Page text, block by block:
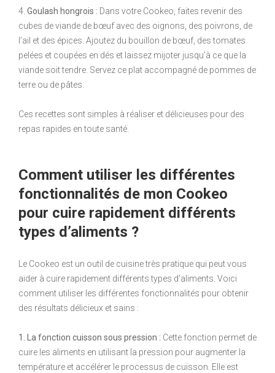
4. Goulash hongrois : Dans votre Cookeo, faites revenir des
cubes de viande de bœuf avec des oignons, des poivrons, de
l’ail et des épices. Ajoutez du bouillon de bœuf, des tomates
pelées et coupées en dés et laissez mijoter jusqu’à ce que la
viande soit tendre. Servez ce plat accompagné de pommes de
terre ou de pâtes.
Ces recettes sont simples à réaliser et délicieuses pour des
repas rapides en toute santé.
Comment utiliser les différentes
fonctionnalités de mon Cookeo
pour cuire rapidement différents
types d’aliments ?
Le Cookeo est un outil de cuisine très pratique qui peut vous
aider à cuire rapidement différents types d’aliments. Voici
comment utiliser les différentes fonctionnalités pour obtenir
des résultats délicieux et sains :
1. La fonction cuisson sous pression : Cette fonction permet de
cuire les aliments en utilisant la pression pour augmenter la
température et accélérer le processus de cuisson. Elle est